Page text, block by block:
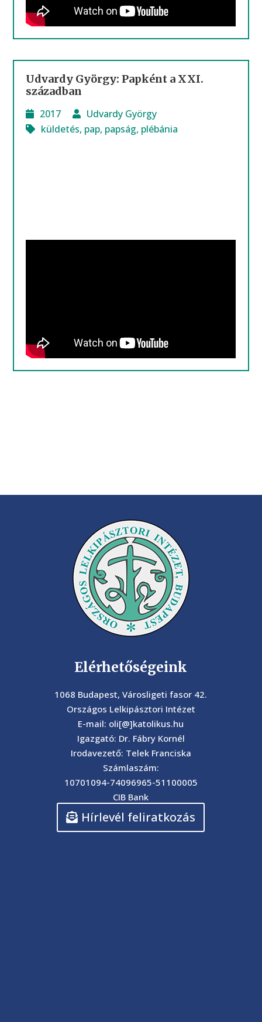
Udvardy György: Papként a XXI.
században
2017
Udvardy György
küldetés, pap, papság, plébánia
Elérhetőségeink
1068 Budapest, Városligeti fasor 42.
Országos Lelkipásztori Intézet
E-mail: oli[@]katolikus.hu
Igazgató: Dr. Fábry Kornél
Irodavezető: Telek Franciska
Számlaszám:
10701094-74096965-51100005
CIB Bank
Hírlevél feliratkozás